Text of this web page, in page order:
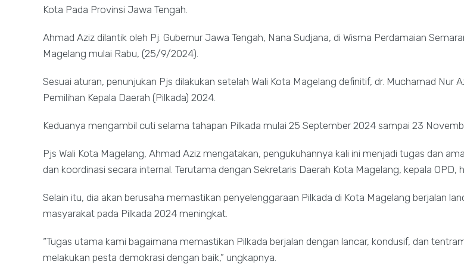
Kota Pada Provinsi Jawa Tengah.
Ahmad Aziz dilantik oleh Pj. Gubernur Jawa Tengah, Nana Sudjana, di Wisma Perdamaian
Magelang mulai Rabu, (25/9/2024).
Sesuai aturan, penunjukan Pjs dilakukan setelah Wali Kota Magelang definitif, dr. Muchamad Nur
Pemilihan Kepala Daerah (Pilkada) 2024.
Keduanya mengambil cuti selama tahapan Pilkada mulai 25 September 2024 sampai 23
Pjs Wali Kota Magelang, Ahmad Aziz mengatakan, pengukuhannya kali ini menjadi tugas dan
dan koordinasi secara internal. Terutama dengan Sekretaris Daerah Kota Magelang, kepala OPD,
Selain itu, dia akan berusaha memastikan penyelenggaraan Pilkada di Kota Magelang berjalan
masyarakat pada Pilkada 2024 meningkat.
“Tugas utama kami bagaimana memastikan Pilkada berjalan dengan lancar, kondusif, dan
melakukan pesta demokrasi dengan baik,” ungkapnya.